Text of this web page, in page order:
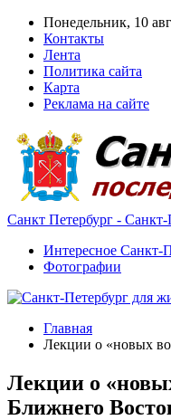
Понедельник, 10
Контакты
Лента
Политика сайта
Карта
Реклама на сайте
Санкт Петербург -
Интересное Санкт-
Фотографии
Главная
Лекции о «новых
Лекции о
Ближнего